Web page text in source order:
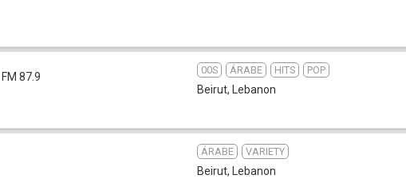
FM 87.9
00S ÁRABE HITS POP
Beirut, Lebanon
ÁRABE VARIETY
Beirut, Lebanon